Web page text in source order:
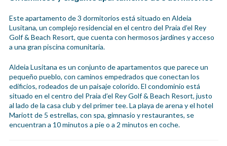
Este apartamento de 3 dormitorios está situado en Aldeia
Lusitana, un complejo residencial en el centro del Praia d’el Rey
Golf & Beach Resort, que cuenta con hermosos jardines y acceso
a una gran piscina comunitaria.
Aldeia Lusitana es un conjunto de apartamentos que parece un
pequeño pueblo, con caminos empedrados que conectan los
edificios, rodeados de un paisaje colorido. El condominio está
situado en el centro del Praia d’el Rey Golf & Beach Resort, justo
al lado de la casa club y del primer tee. La playa de arena y el hotel
Mariott de 5 estrellas, con spa, gimnasio y restaurantes, se
encuentran a 10 minutos a pie o a 2 minutos en coche.